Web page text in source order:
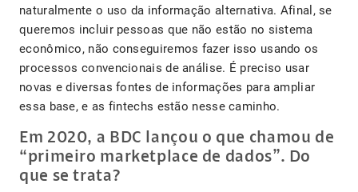
naturalmente o uso da informação alternativa. Afinal, se
queremos incluir pessoas que não estão no sistema
econômico, não conseguiremos fazer isso usando os
processos convencionais de análise. É preciso usar
novas e diversas fontes de informações para ampliar
essa base, e as fintechs estão nesse caminho.
Em 2020, a BDC lançou o que chamou de
“primeiro marketplace de dados”. Do
que se trata?